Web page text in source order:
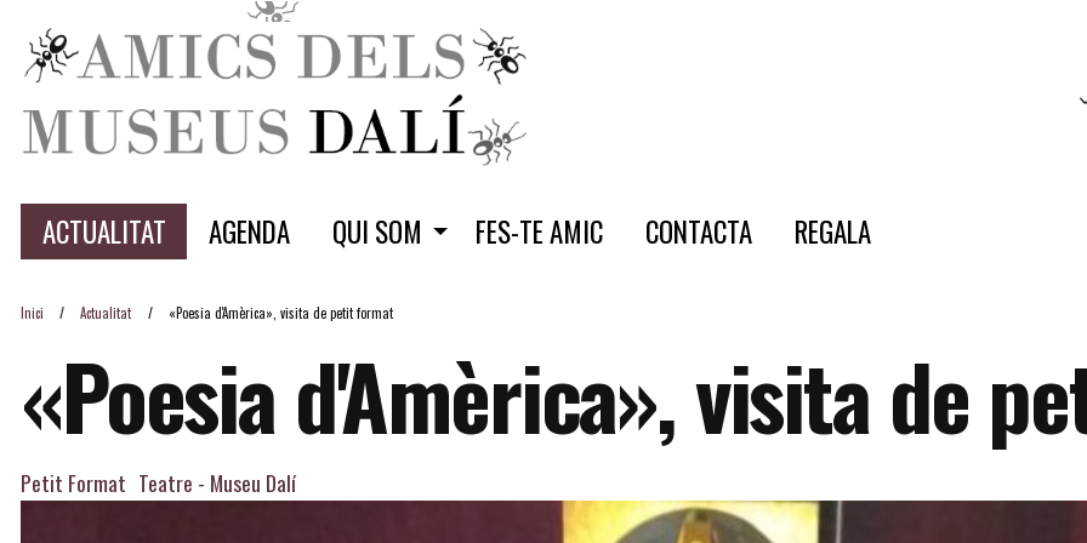
ACTUALITAT AGENDA QUI SOM FES-TE AMIC CONTACTA REGALA
Inici Actualitat «Poesia d'Amèrica», visita de petit format
«Poesia d'Amèrica», visita de
Petit Format Teatre - Museu Dalí